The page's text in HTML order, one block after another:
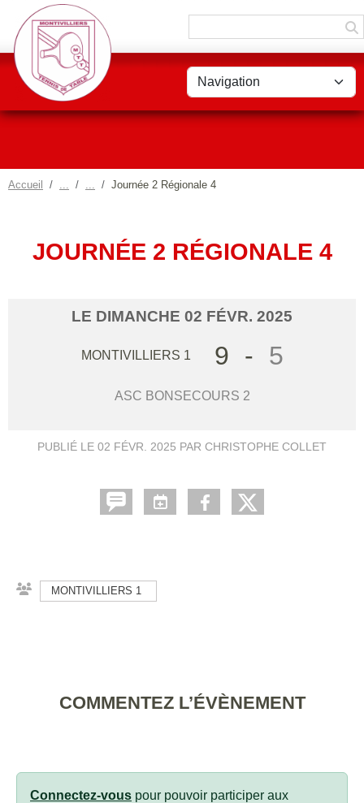
Accueil Journée 2 Régionale 4
JOURNÉE 2 RÉGIONALE 4
LE DIMANCHE 02 FÉVR. 2025
MONTIVILLIERS 1 9 - 5
ASC BONSECOURS 2
PUBLIÉ LE 02 FÉVR. 2025 PAR CHRISTOPHE COLLET
MONTIVILLIERS 1
COMMENTEZ L’ÉVÈNEMENT
Connectez-vous pour pouvoir participer aux
Panneau de gestion des cookies